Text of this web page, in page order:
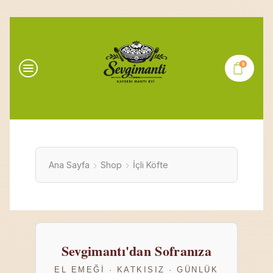
0
Ana Sayfa Shop İçli Köfte
Sevgimantı'dan Sofranıza
EL EMEĞI · KATKISIZ · GÜNLÜK